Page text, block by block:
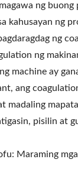
ng buong
kahusayan ng
ng
ng
machine ay
ang
pisilin at
Maraming